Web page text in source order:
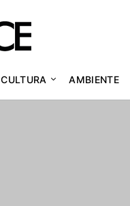
CULTURA AMBIENTE